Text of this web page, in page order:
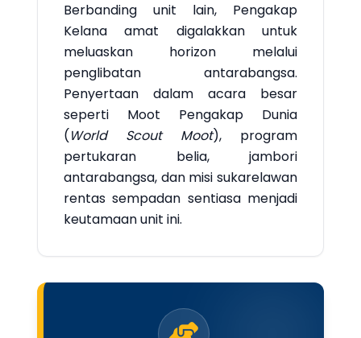
Berbanding unit lain, Pengakap
Kelana amat digalakkan untuk
meluaskan horizon melalui
penglibatan antarabangsa.
Penyertaan dalam acara besar
seperti Moot Pengakap Dunia
(World Scout Moot), program
pertukaran belia, jambori
antarabangsa, dan misi sukarelawan
rentas sempadan sentiasa menjadi
keutamaan unit ini.